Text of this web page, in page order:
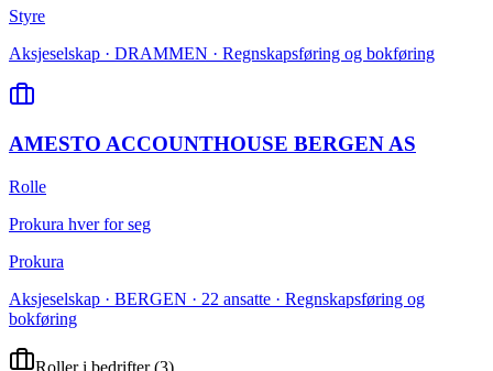
Styre
Aksjeselskap · DRAMMEN · Regnskapsføring og bokføring
AMESTO ACCOUNTHOUSE BERGEN AS
Rolle
Prokura hver for seg
Prokura
Aksjeselskap · BERGEN · 22 ansatte · Regnskapsføring og
bokføring
Roller i bedrifter(3)